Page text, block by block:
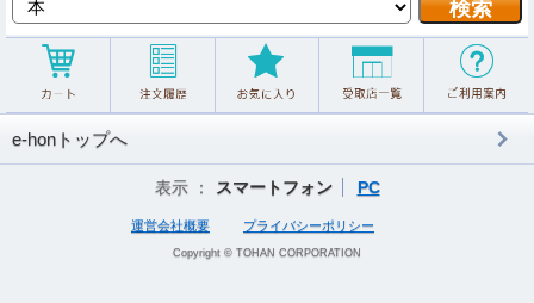
e-honトップへ
表示 ： スマートフォン PC
運営会社概要 プライバシーポリシー
Copyright © TOHAN CORPORATION